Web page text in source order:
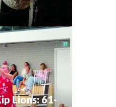
Lions: 61-